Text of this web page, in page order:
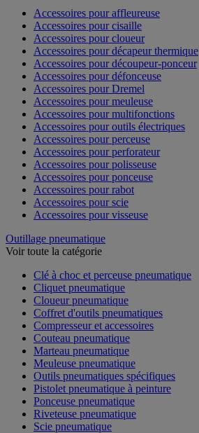
Accessoires pour affleureuse
Accessoires pour cisaille
Accessoires pour cloueur
Accessoires pour décapeur thermique
Accessoires pour découpeur-ponceur
Accessoires pour défonceuse
Accessoires pour Dremel
Accessoires pour meuleuse
Accessoires pour multifonctions
Accessoires pour outils électriques
Accessoires pour perceuse
Accessoires pour perforateur
Accessoires pour polisseuse
Accessoires pour ponceuse
Accessoires pour rabot
Accessoires pour scie
Accessoires pour visseuse
Outillage pneumatique
Voir toute la catégorie
Clé à choc et perceuse pneumatique
Cliquet pneumatique
Cloueur pneumatique
Coffret d'outils pneumatiques
Compresseur et accessoires
Couteau pneumatique
Marteau pneumatique
Meuleuse pneumatique
Outils pneumatiques spécifiques
Pistolet pneumatique à peinture
Ponceuse pneumatique
Riveteuse pneumatique
Scie pneumatique